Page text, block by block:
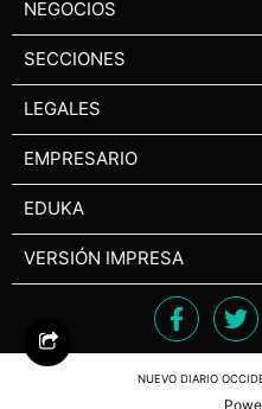
NEGOCIOS
SECCIONES
LEGALES
EMPRESARIO
EDUKA
VERSIÓN IMPRESA
NUEVO DIARIO